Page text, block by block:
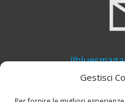
Gestisci